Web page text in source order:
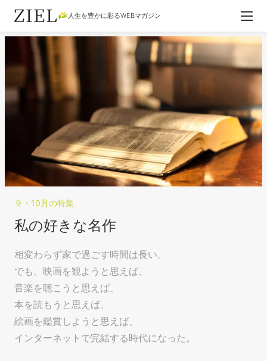
人生を豊かに彩るWEBマガジン
９・10月の特集
私の好きな名作
相変わらず家で過ごす時間は長い。
でも、映画を観ようと思えば、
音楽を聴こうと思えば、
本を読もうと思えば、
絵画を鑑賞しようと思えば、
インターネットで完結する時代になった。